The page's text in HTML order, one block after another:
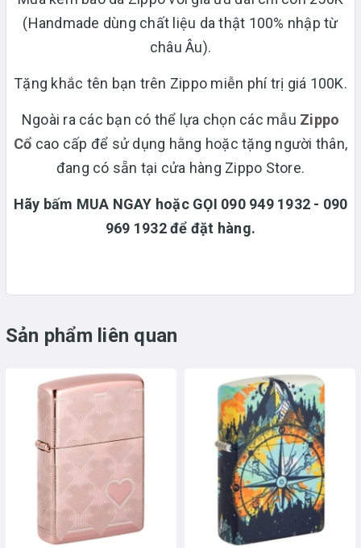
(Handmade dùng chất liệu da thật 100% nhập từ
châu Âu).
Tặng khắc tên bạn trên Zippo miễn phí trị giá 100K.
Ngoài ra các bạn có thể lựa chọn các mẫu Zippo
Cổ cao cấp để sử dụng hằng hoặc tặng người thân,
đang có sẵn tại cửa hàng Zippo Store.
Hãy bấm MUA NGAY hoặc GỌI 090 949 1932 - 090
969 1932 để đặt hàng.
Sản phẩm liên quan